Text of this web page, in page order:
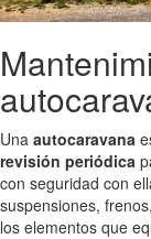
Una autocaravana
revisión periódica
con seguridad con
suspensiones,
los elementos que